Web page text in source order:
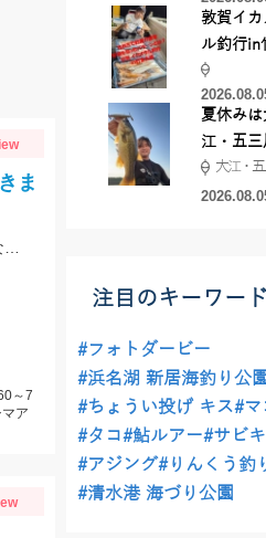
ま
～7
ア
敦賀イカ
ル釣行in
丸様 釣り方で
釣果が激
竿頭を取
パターン
は？
夏休みは
江・五三
バスフィ
ング♪
大江・五
注目のキーワード
#フォトダービー
#浜名湖 新居海釣り公園
#ちょうい投げ キス#マ
#タコ#鮎ルアー#サビ
#アジング#りんくう釣
#清水港 海づり公園